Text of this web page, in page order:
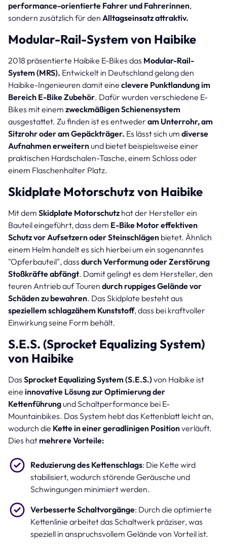
performance-orientierte Fahrer und Fahrerinnen,
sondern zusätzlich für den Alltagseinsatz attraktiv.
Modular-Rail-System von Haibike
2018 präsentierte Haibike E-Bikes das Modular-Rail-
System (MRS). Entwickelt in Deutschland gelang den
Haibike-Ingenieuren damit eine clevere Punktlandung im
Bereich E-Bike Zubehör. Dafür wurden verschiedene E-
Bikes mit einem zweckmäßigen Schienensystem
ausgestattet. Zu finden ist es entweder am Unterrohr, am
Sitzrohr oder am Gepäckträger. Es lässt sich um diverse
Aufnahmen erweitern und bietet beispielsweise einer
praktischen Hardschalen-Tasche, einem Schloss oder
einem Flaschenhalter Platz.
Skidplate Motorschutz von Haibike
Mit dem Skidplate Motorschutz hat der Hersteller ein
Bauteil eingeführt, dass dem E-Bike Motor effektiven
Schutz vor Aufsetzern oder Steinschlägen bietet. Ähnlich
einem Helm handelt es sich hierbei um ein sogenanntes
"Opferbauteil", dass durch Verformung oder Zerstörung
Stoßkräfte abfängt. Damit gelingt es dem Hersteller, den
teuren Antrieb auf Touren durch ruppiges Gelände vor
Schäden zu bewahren. Das Skidplate besteht aus
speziellem schlagzähem Kunststoff, dass bei kraftvoller
Einwirkung seine Form behält.
S.E.S. (Sprocket Equalizing System)
von Haibike
Das Sprocket Equalizing System (S.E.S.)von Haibike ist
eine innovative Lösung zur Optimierung der
Kettenführung und Schaltperformance bei E-
Mountainbikes. Das System hebt das Kettenblatt leicht an,
wodurch die Kette in einer geradlinigen Positionverläuft.
Dies hat mehrere Vorteile:
Reduzierung des Kettenschlags: Die Kette wird
stabilisiert, wodurch störende Geräusche und
Schwingungen minimiert werden.
Verbesserte Schaltvorgänge: Durch die optimierte
Kettenlinie arbeitet das Schaltwerk präziser, was
speziell in anspruchsvollem Gelände von Vorteil ist.